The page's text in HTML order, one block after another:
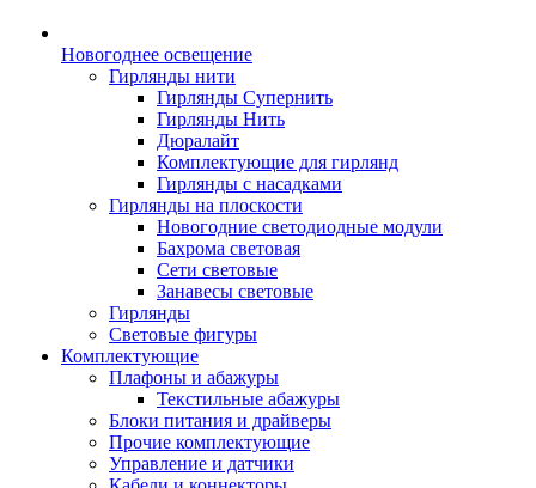
Новогоднее освещение
Гирлянды нити
Гирлянды Супернить
Гирлянды Нить
Дюралайт
Комплектующие для гирлянд
Гирлянды с насадками
Гирлянды на плоскости
Новогодние светодиодные модули
Бахрома световая
Сети световые
Занавесы световые
Гирлянды
Световые фигуры
Комплектующие
Плафоны и абажуры
Текстильные абажуры
Блоки питания и драйверы
Прочие комплектующие
Управление и датчики